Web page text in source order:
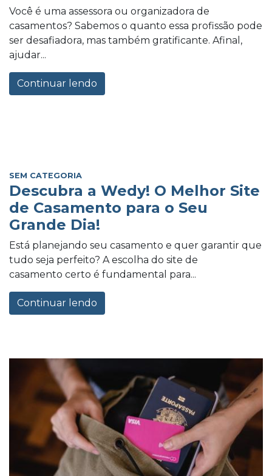
Você é uma assessora ou organizadora de
casamentos? Sabemos o quanto essa profissão pode
ser desafiadora, mas também gratificante. Afinal,
ajudar...
Continuar lendo
SEM CATEGORIA
Descubra a Wedy! O Melhor Site
de Casamento para o Seu
Grande Dia!
Está planejando seu casamento e quer garantir que
tudo seja perfeito? A escolha do site de
casamento certo é fundamental para...
Continuar lendo